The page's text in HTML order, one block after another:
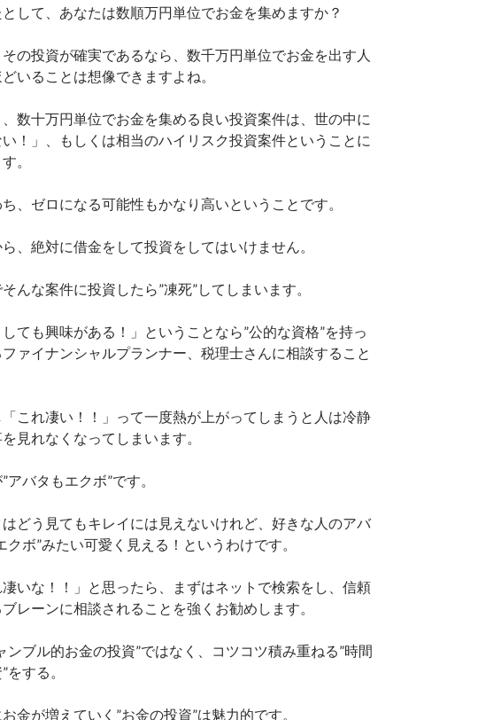
して、あなたは数順万円単位でお金を集めますか？
その投資が確実であるなら、数千万円単位でお金を出す人
いることは想像できますよね。
数十万円単位でお金を集める良い投資案件は、世の中に
！」、もしくは相当のハイリスク投資案件ということに
。
、ゼロになる可能性もかなり高いということです。
、絶対に借金をして投資をしてはいけません。
んな案件に投資したら”凍死”してしまいます。
しても興味がある！」ということなら”公的な資格”を持っ
ァイナンシャルプランナー、税理士さんに相談すること
「これ凄い！！」って一度熱が上がってしまうと人は冷静
見れなくなってしまいます。
アバタもエクボ”です。
どう見てもキレイには見えないけれど、好きな人のアバ
クボ”みたい可愛く見える！というわけです。
凄いな！！」と思ったら、まずはネットで検索をし、信頼
レーンに相談されることを強くお勧めします。
ンブル的お金の投資”ではなく、コツコツ積み重ねる”時間
をする。
金が増えていく”お金の投資”は魅力的です。